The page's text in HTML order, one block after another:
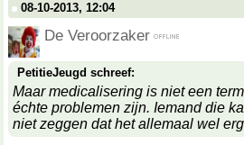
08-10-2013, 12:04
De Veroorzaker
PetitieJeugd schreef:
Maar medicalisering is niet een
échte problemen zijn. Iemand die
niet zeggen dat het allemaal wel